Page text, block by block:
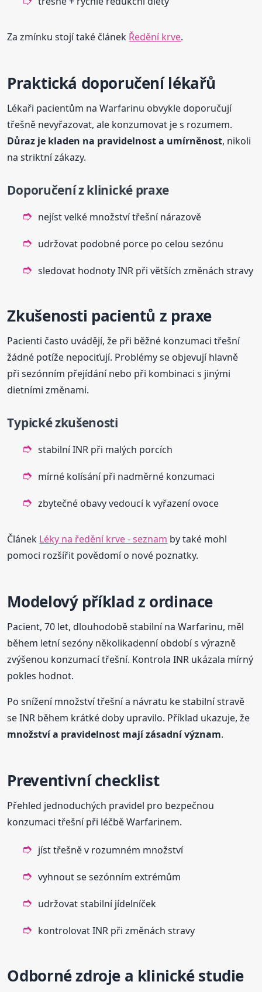
Za zmínku stojí také článek Ředění krve.
Praktická doporučení lékařů
Lékaři pacientům na Warfarinu obvykle doporučují
třešně nevyřazovat, ale konzumovat je s rozumem.
Důraz je kladen na pravidelnost a umírněnost, nikoli
na striktní zákazy.
Doporučení z klinické praxe
nejíst velké množství třešní nárazově
udržovat podobné porce po celou sezónu
sledovat hodnoty INR při větších změnách stravy
Zkušenosti pacientů z praxe
Pacienti často uvádějí, že při běžné konzumaci třešní
žádné potíže nepociťují. Problémy se objevují hlavně
při sezónním přejídání nebo při kombinaci s jinými
dietními změnami.
Typické zkušenosti
stabilní INR při malých porcích
mírné kolísání při nadměrné konzumaci
zbytečné obavy vedoucí k vyřazení ovoce
Článek Léky na ředění krve - seznam by také mohl
pomoci rozšířit povědomí o nové poznatky.
Modelový příklad z ordinace
Pacient, 70 let, dlouhodobě stabilní na Warfarinu, měl
během letní sezóny několikadenní období s výrazně
zvýšenou konzumací třešní. Kontrola INR ukázala mírný
pokles hodnot.
Po snížení množství třešní a návratu ke stabilní stravě
se INR během krátké doby upravilo. Příklad ukazuje, že
množství a pravidelnost mají zásadní význam.
Preventivní checklist
Přehled jednoduchých pravidel pro bezpečnou
konzumaci třešní při léčbě Warfarinem.
jíst třešně v rozumném množství
vyhnout se sezónním extrémům
udržovat stabilní jídelníček
kontrolovat INR při změnách stravy
Odborné zdroje a klinické studie